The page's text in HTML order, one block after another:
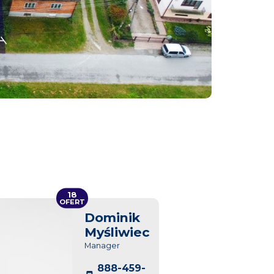
Dominik
Myśliwiec
Manager
888-459-
18
OFERT